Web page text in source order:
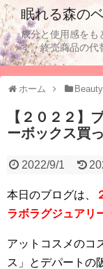
眠れる森の
成分と使用感をも
す。終売商品の代
ホーム
【２０２２】
ーボックス買
2022/9/1
本日のブログは、
ラボラグジュアリ
アットコスメのコ
ス」とデパートの